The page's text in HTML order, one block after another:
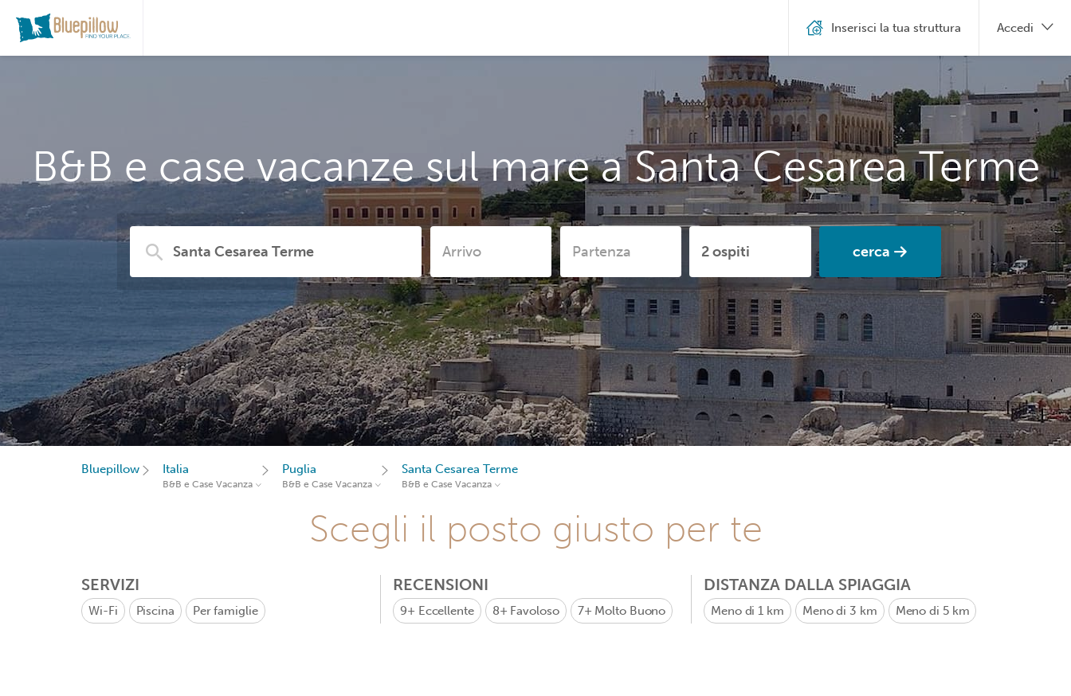
B&B e case vacanze sul mare a Santa Cesarea Terme
cerca
Inserisci la tua struttura Accedi
Bluepillow Italia
B&B e Case Vacanza
Puglia
B&B e Case Vacanza
Santa Cesarea Terme
B&B e Case Vacanza
Scegli il posto giusto per te
SERVIZI
Wi-Fi Piscina Per famiglie
RECENSIONI
9+ Eccellente 8+ Favoloso 7+ Molto Buono
DISTANZA DALLA SPIAGGIA
Meno di 1 km Meno di 3 km Meno di 5 km